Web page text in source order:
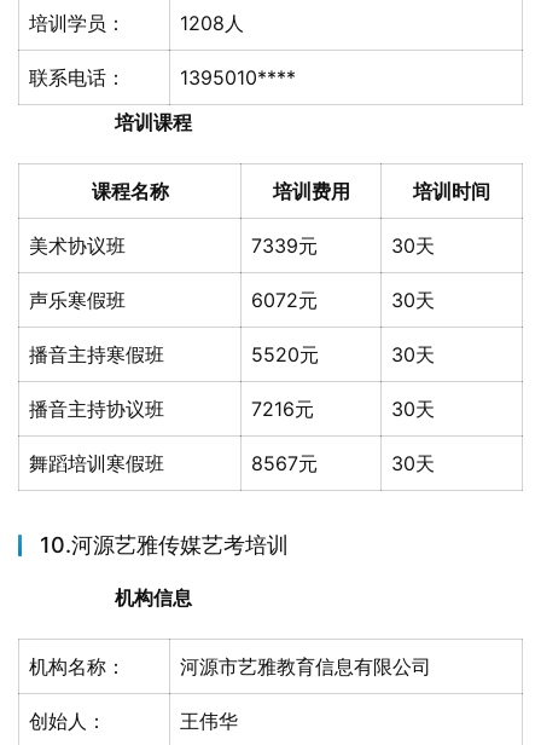
培训学员： 1208人
联系电话：
1395010****
培训课程
课程名称 培训费用 培训时间
美术协议班 7339元 30天
声乐寒假班 6072元 30天
播音主持寒假班 5520元 30天
播音主持协议班 7216元 30天
舞蹈培训寒假班 8567元 30天
10.河源艺雅传媒艺考培训
机构信息
机构名称： 河源市艺雅教育信息有限公司
创始人： 王伟华